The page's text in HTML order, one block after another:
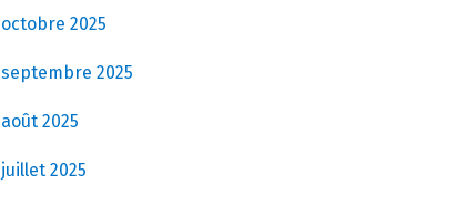
octobre 2025
septembre 2025
août 2025
juillet 2025